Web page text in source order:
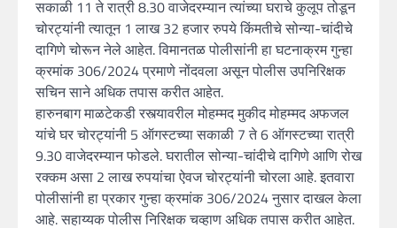
सकाळी 11 ते रात्री 8.30 वाजेदरम्यान त्यांच्या घराचे कुलूप तोडून
चोरट्यांनी त्यातून 1 लाख 32 हजार रुपये किंमतीचे सोन्या-चांदीचे
दागिणे चोरून नेले आहेत. विमानतळ पोलीसांनी हा घटनाक्रम गुन्हा
क्रमांक 306/2024 प्रमाणे नोंदवला असून पोलीस उपनिरिक्षक
सचिन साने अधिक तपास करीत आहेत.
हारुनबाग माळटेकडी रस्त्यावरील मोहम्मद मुकीद मोहम्मद अफजल
यांचे घर चोरट्यांनी 5 ऑगस्टच्या सकाळी 7 ते 6 ऑगस्टच्या रात्री
9.30 वाजेदरम्यान फोडले. घरातील सोन्या-चांदीचे दागिणे आणि रोख
रक्कम असा 2 लाख रुपयांचा ऐवज चोरट्यांनी चोरला आहे. इतवारा
पोलीसांनी हा प्रकार गुन्हा क्रमांक 306/2024 नुसार दाखल केला
आहे. सहाय्यक पोलीस निरिक्षक चव्हाण अधिक तपास करीत आहेत.